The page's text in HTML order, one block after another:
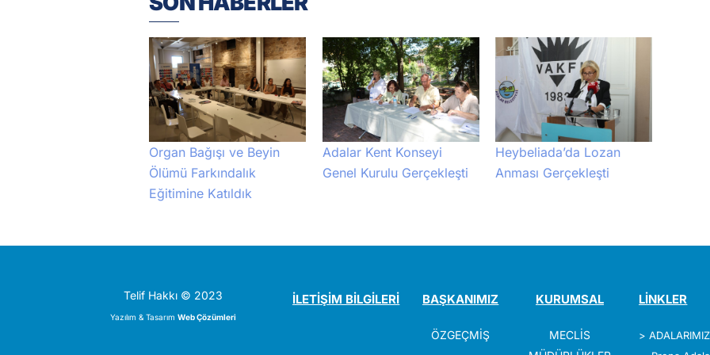
Organ Bağışı ve Beyin
Ölümü Farkındalık
Eğitimine Katıldık
Adalar Kent Konseyi
Genel Kurulu Gerçekleşti
Heybeliada’da Lozan
Anması Gerçekleşti
Telif Hakkı © 2023
Yazılım & Tasarım Web Çözümleri
İLETİŞİM BİLGİLERİ BAŞKANIMIZ
ÖZGEÇMİŞ
KURUMSAL
MECLİS
LİNKLER
>ADALARIMIZ